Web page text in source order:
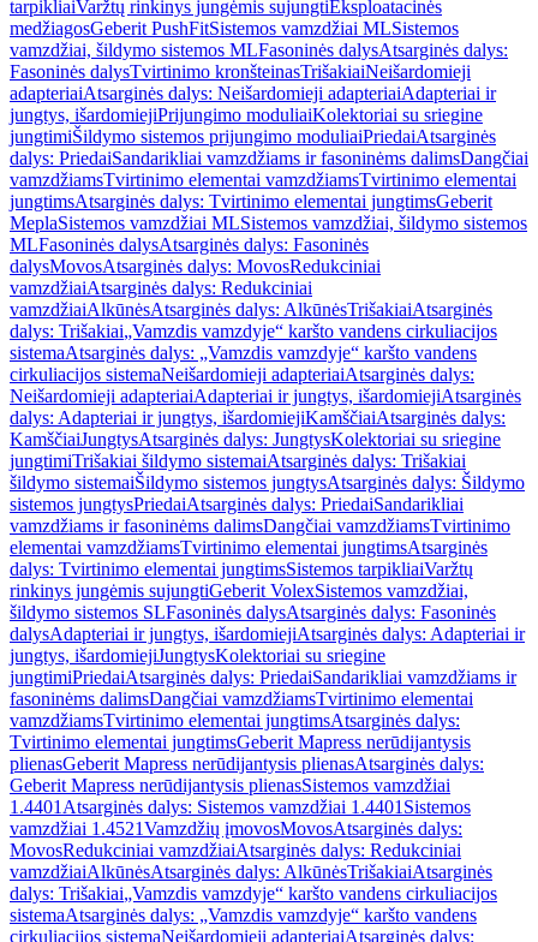
tarpikliaiVaržtų rinkinys jungėmis sujungtiEksploatacinės
medžiagosGeberit PushFitSistemos vamzdžiai MLSistemos
vamzdžiai, šildymo sistemos MLFasoninės dalysAtsarginės dalys:
Fasoninės dalysTvirtinimo kronšteinasTrišakiaiNeišardomieji
adapteriaiAtsarginės dalys: Neišardomieji adapteriaiAdapteriai ir
jungtys, išardomiejiPrijungimo moduliaiKolektoriai su sriegine
jungtimiŠildymo sistemos prijungimo moduliaiPriedaiAtsarginės
dalys: PriedaiSandarikliai vamzdžiams ir fasoninėms dalimsDangčiai
vamzdžiamsTvirtinimo elementai vamzdžiamsTvirtinimo elementai
jungtimsAtsarginės dalys: Tvirtinimo elementai jungtimsGeberit
MeplaSistemos vamzdžiai MLSistemos vamzdžiai, šildymo sistemos
MLFasoninės dalysAtsarginės dalys: Fasoninės
dalysMovosAtsarginės dalys: MovosRedukciniai
vamzdžiaiAtsarginės dalys: Redukciniai
vamzdžiaiAlkūnėsAtsarginės dalys: AlkūnėsTrišakiaiAtsarginės
dalys: Trišakiai„Vamzdis vamzdyje“ karšto vandens cirkuliacijos
sistemaAtsarginės dalys: „Vamzdis vamzdyje“ karšto vandens
cirkuliacijos sistemaNeišardomieji adapteriaiAtsarginės dalys:
Neišardomieji adapteriaiAdapteriai ir jungtys, išardomiejiAtsarginės
dalys: Adapteriai ir jungtys, išardomiejiKamščiaiAtsarginės dalys:
KamščiaiJungtysAtsarginės dalys: JungtysKolektoriai su sriegine
jungtimiTrišakiai šildymo sistemaiAtsarginės dalys: Trišakiai
šildymo sistemaiŠildymo sistemos jungtysAtsarginės dalys: Šildymo
sistemos jungtysPriedaiAtsarginės dalys: PriedaiSandarikliai
vamzdžiams ir fasoninėms dalimsDangčiai vamzdžiamsTvirtinimo
elementai vamzdžiamsTvirtinimo elementai jungtimsAtsarginės
dalys: Tvirtinimo elementai jungtimsSistemos tarpikliaiVaržtų
rinkinys jungėmis sujungtiGeberit VolexSistemos vamzdžiai,
šildymo sistemos SLFasoninės dalysAtsarginės dalys: Fasoninės
dalysAdapteriai ir jungtys, išardomiejiAtsarginės dalys: Adapteriai ir
jungtys, išardomiejiJungtysKolektoriai su sriegine
jungtimiPriedaiAtsarginės dalys: PriedaiSandarikliai vamzdžiams ir
fasoninėms dalimsDangčiai vamzdžiamsTvirtinimo elementai
vamzdžiamsTvirtinimo elementai jungtimsAtsarginės dalys:
Tvirtinimo elementai jungtimsGeberit Mapress nerūdijantysis
plienasGeberit Mapress nerūdijantysis plienasAtsarginės dalys:
Geberit Mapress nerūdijantysis plienasSistemos vamzdžiai
1.4401 Atsarginės dalys: Sistemos vamzdžiai 1.4401 Sistemos
vamzdžiai 1.4521Vamzdžių įmovosMovosAtsarginės dalys:
MovosRedukciniai vamzdžiaiAtsarginės dalys: Redukciniai
vamzdžiaiAlkūnėsAtsarginės dalys: AlkūnėsTrišakiaiAtsarginės
dalys: Trišakiai„Vamzdis vamzdyje“ karšto vandens cirkuliacijos
sistemaAtsarginės dalys: „Vamzdis vamzdyje“ karšto vandens
cirkuliacijos sistemaNeišardomieji adapteriaiAtsarginės dalys: